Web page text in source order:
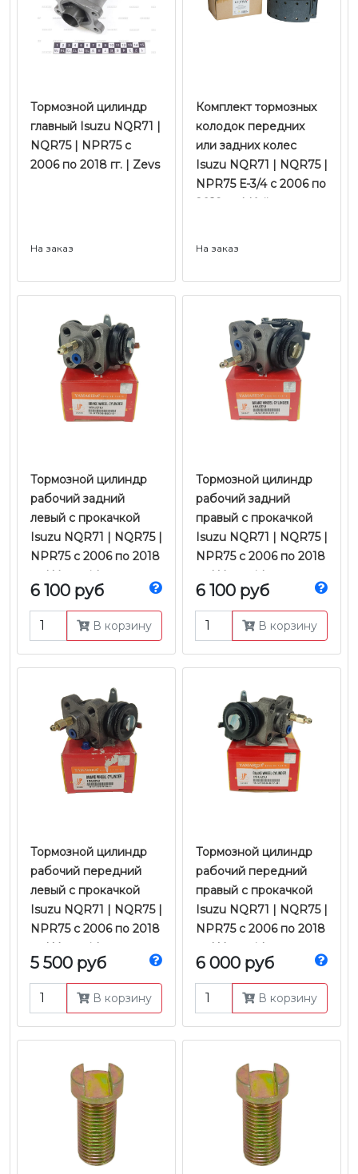
Тормозной цилиндр
главный Isuzu NQR71 |
NQR75 | NPR75 с
2006 по 2018 гг. | Zevs
На заказ
Комплект тормозных
колодок передних
или задних колес
Isuzu NQR71 | NQR75 |
NPR75 Е-3/4 с 2006 по
2018 гг. | Kujiwa
На заказ
Тормозной цилиндр
рабочий задний
левый с прокачкой
Isuzu NQR71 | NQR75 |
NPR75 с 2006 по 2018
гг. | Yamasida
6 100 руб
В корзину
Тормозной цилиндр
рабочий задний
правый с прокачкой
Isuzu NQR71 | NQR75 |
NPR75 с 2006 по 2018
гг. | Yamasida
6 100 руб
В корзину
Тормозной цилиндр
рабочий передний
левый с прокачкой
Isuzu NQR71 | NQR75 |
NPR75 с 2006 по 2018
гг. | Yamasida
5 500 руб
В корзину
Тормозной цилиндр
рабочий передний
правый с прокачкой
Isuzu NQR71 | NQR75 |
NPR75 с 2006 по 2018
гг. | Yamasida
6 000 руб
В корзину